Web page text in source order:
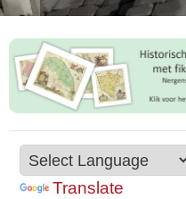
Translate